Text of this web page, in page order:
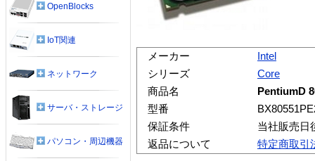
メーカー
Intel
シリーズ
Core
商品名
PentiumD
型番
保証条件
当社販売日
返品について
特定商取引
OpenBlocks
IoT関連
ネットワーク
サーバ・ストレージ
パソコン・周辺機器